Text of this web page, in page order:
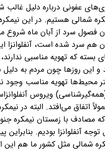
عفونی درباره دلیل غالب
شمالی هستیم. در این
فصول سرد از آبان ماه شروع
هم سرد شده است، آنفلوانزا
بسته که تهویه مناسبی
و این روزها چون مردم به
محیط‌ها تهویه مناسب وجود
(همه‌گیرشناسی) ویروس
اتفاق می‌افتد. البته در
مصادف با زمستان نیمکره
آنفلوانزا بودیم. بنابراین
شمالی مثل کشور ما هم این